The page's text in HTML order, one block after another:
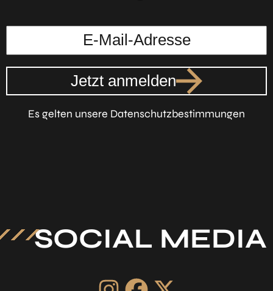
Jetzt anmelden
Es gelten unsere Datenschutzbestimmungen
SOCIAL MEDIA